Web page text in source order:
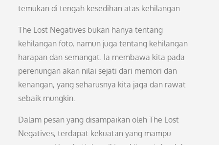
temukan di tengah kesedihan atas kehilangan.
The Lost Negatives bukan hanya tentang
kehilangan foto, namun juga tentang kehilangan
harapan dan semangat. Ia membawa kita pada
perenungan akan nilai sejati dari memori dan
kenangan, yang seharusnya kita jaga dan rawat
sebaik mungkin.
Dalam pesan yang disampaikan oleh The Lost
Negatives, terdapat kekuatan yang mampu